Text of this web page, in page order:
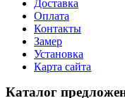
Доставка
Оплата
Контакты
Замер
Установка
Карта сайта
Каталог